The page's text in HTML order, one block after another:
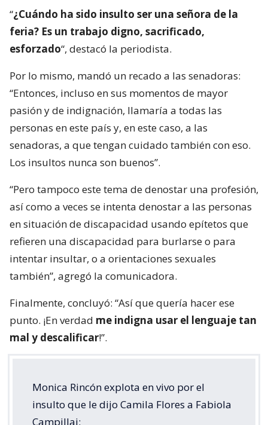
“¿Cuándo ha sido insulto ser una señora de la
feria? Es un trabajo digno, sacrificado,
esforzado“, destacó la periodista.
Por lo mismo, mandó un recado a las senadoras:
“Entonces, incluso en sus momentos de mayor
pasión y de indignación, llamaría a todas las
personas en este país y, en este caso, a las
senadoras, a que tengan cuidado también con eso.
Los insultos nunca son buenos”.
“Pero tampoco este tema de denostar una profesión,
así como a veces se intenta denostar a las personas
en situación de discapacidad usando epítetos que
refieren una discapacidad para burlarse o para
intentar insultar, o a orientaciones sexuales
también”, agregó la comunicadora.
Finalmente, concluyó: “Así que quería hacer ese
punto. ¡En verdad me indigna usar el lenguaje tan
mal y descalificar!”.
Monica Rincón explota en vivo por el
insulto que le dijo Camila Flores a Fabiola
Campillai: